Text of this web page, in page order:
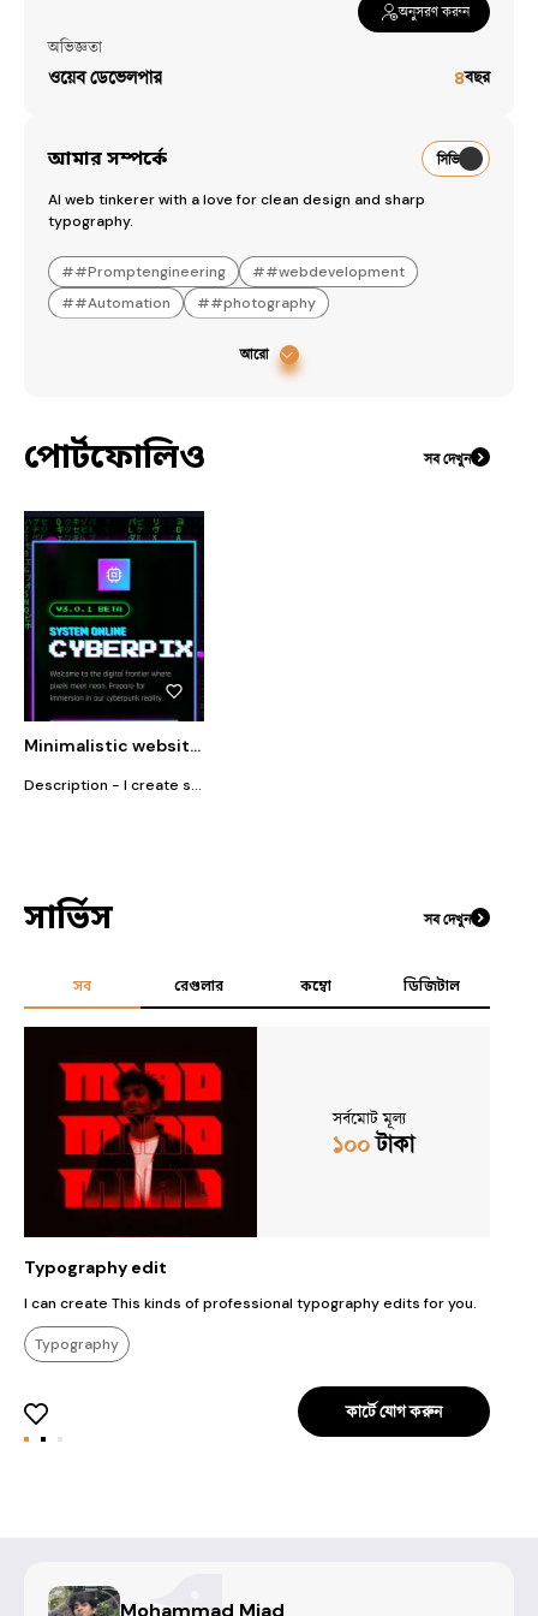
অনুসরণ করুন
অভিজ্ঞতা
ওয়েব ডেভেলপার ৪বছর
আমার সম্পর্কে সিভি
Al web tinkerer with a love for clean design and sharp
typography.
##Promptengineering ##webdevelopment
##Automation ##photography
আরো
পোর্টফোলিও সব দেখুন
Minimalistic website developer
Description - I create sleek, minimalistic websites effortlessly with AI. Transform your ideas into modern, responsive designs in minutes with intelligent automation.
সার্ভিস সব দেখুন
সব রেগুলার কম্বো ডিজিটাল
সর্বমোট মূল্য
১০০টাকা
Typography edit
I can create This kinds of professional typography edits for you.
Typography
কার্টে যোগ করুন
Mohammad Miad